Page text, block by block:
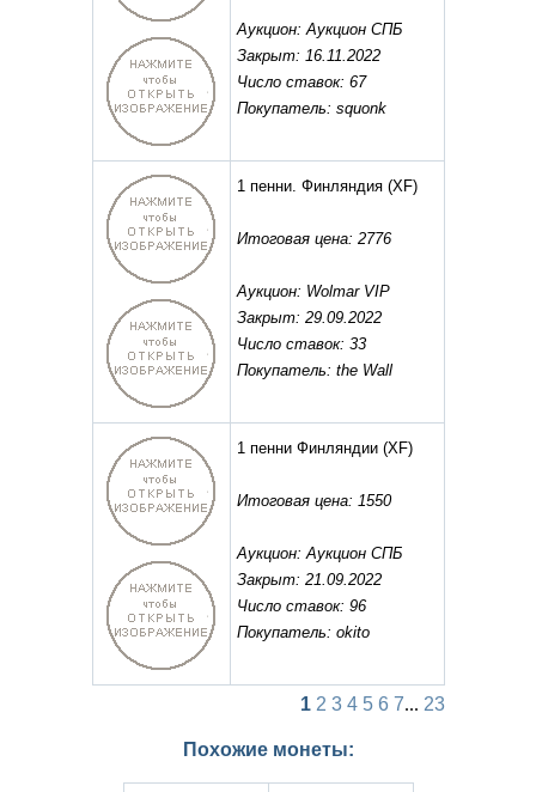
Аукцион: Аукцион СПБ
Закрыт: 16.11.2022
Число ставок: 67
Покупатель: squonk
1 пенни. Финляндия(XF)
Итоговая цена: 2776
Аукцион: Wolmar VIP
Закрыт: 29.09.2022
Число ставок: 33
Покупатель: the Wall
1 пенни Финляндии(XF)
Итоговая цена: 1550
Аукцион: Аукцион СПБ
Закрыт: 21.09.2022
Число ставок: 96
Покупатель: okito
1 2 3 4 5 6 7... 23
Похожие монеты: